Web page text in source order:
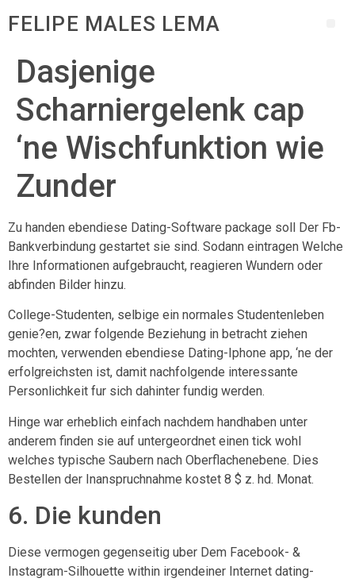
FELIPE MALES LEMA
Dasjenige
Scharniergelenk cap
‘ne Wischfunktion wie
Zunder
Zu handen ebendiese Dating-Software package soll Der Fb-
Bankverbindung gestartet sie sind. Sodann eintragen Welche
Ihre Informationen aufgebraucht, reagieren Wundern oder
abfinden Bilder hinzu.
College-Studenten, selbige ein normales Studentenleben
genie?en, zwar folgende Beziehung in betracht ziehen
mochten, verwenden ebendiese Dating-Iphone app, ‘ne der
erfolgreichsten ist, damit nachfolgende interessante
Personlichkeit fur sich dahinter fundig werden.
Hinge war erheblich einfach nachdem handhaben unter
anderem finden sie auf untergeordnet einen tick wohl
welches typische Saubern nach Oberflachenebene. Dies
Bestellen der Inanspruchnahme kostet 8 $ z. hd. Monat.
6. Die kunden
Diese vermogen gegenseitig uber Dem Facebook- &
Instagram-Silhouette within irgendeiner Internet dating-